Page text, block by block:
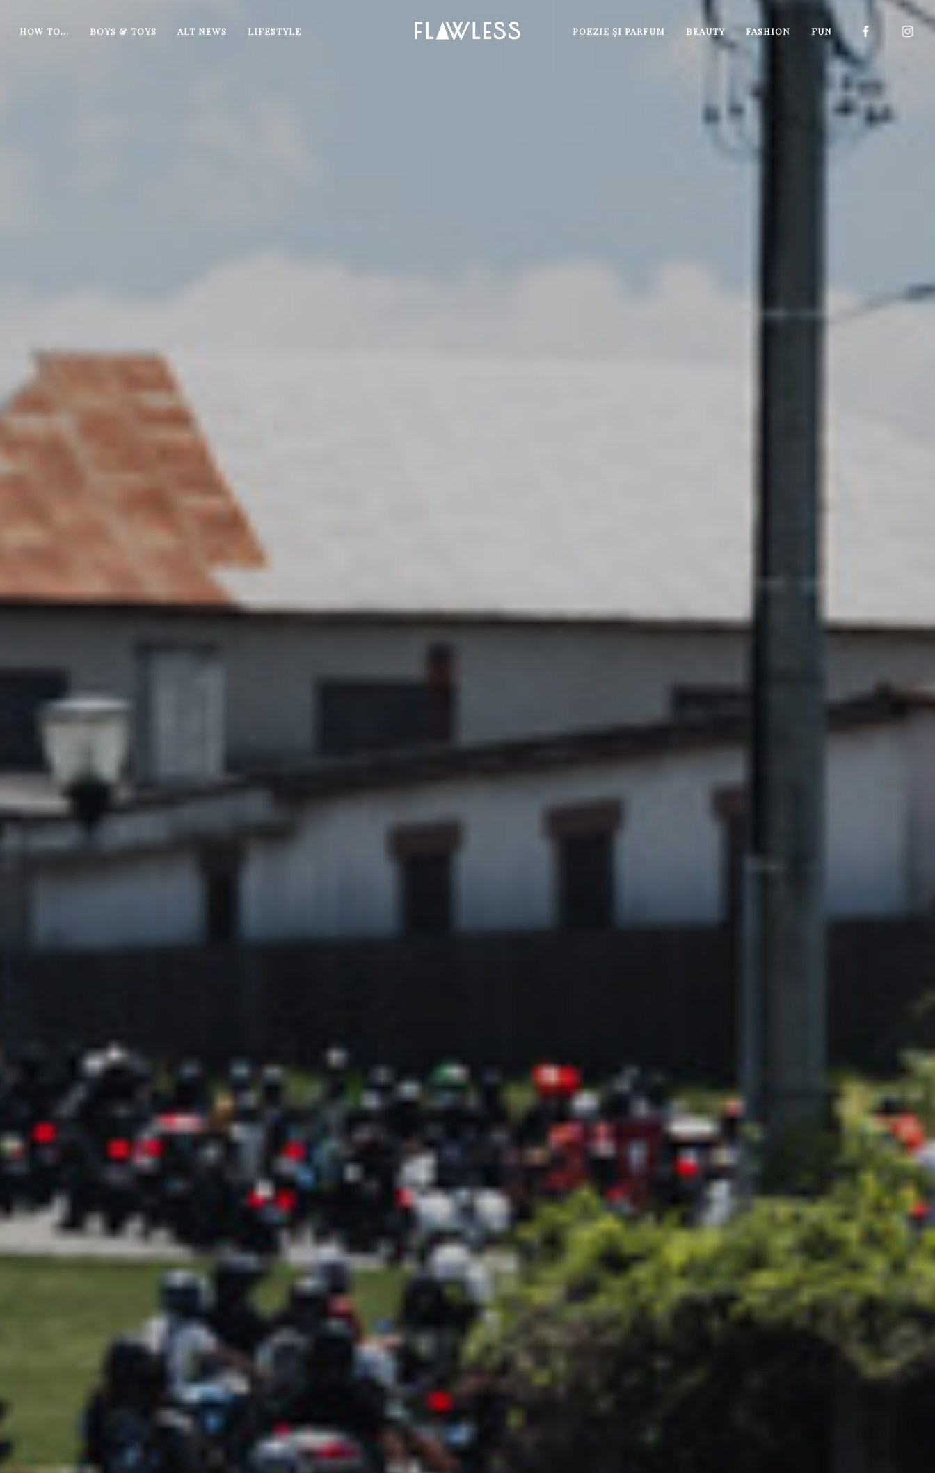
HOW TO… BOYS & TOYS ALT NEWS LIFESTYLE POEZIE ŞI PARFUM BEAUTY FASHION FUN